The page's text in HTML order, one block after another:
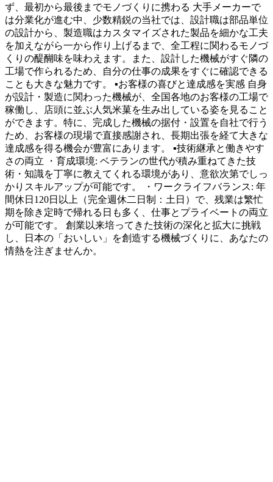
ず、最初から最後までモノづくりに携わる 大手メーカーで
は分業化が進む中、少数精鋭の当社では、設計職は部品単位
の設計から、製造職はカスタマイズされた製品を細かな工夫
を加えながら一から作り上げるまで、全工程に関わるモノづ
くりの醍醐味を味わえます。また、設計した機械がすぐ隣の
工場で作られるため、自分の仕事の成果をすぐに確認できる
ことも大きな魅力です。 ▪お客様の喜びと達成感を実感 自身
が設計・製造に関わった機械が、全国各地のお客様の工場で
稼働し、店頭に並ぶ人気米菓を生み出している姿を見ること
ができます。特に、完成した機械の据付・設置を自社で行う
ため、お客様の現場で直接感謝され、長期出張を経て大きな
達成感を得る機会が豊富にあります。 ▪技術継承と働きやす
さの両立 ・育成環境: ベテランの世代が積み重ねてきた技
術・知識を丁寧に教えてくれる環境があり、意欲次第でしっ
かりスキルアップが可能です。 ・ワークライフバランス: 年
間休日120日以上（完全週休二日制：土日）で、残業は繁忙
期を除き定時で帰れる日も多く、仕事とプライベートの両立
が可能です。 創業以来培ってきた技術の深化と拡大に挑戦
し、日本の「おいしい」を創造する機械づくりに、あなたの
情熱を注ぎませんか。